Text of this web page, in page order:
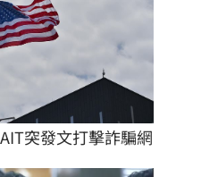
突發文打擊詐騙網